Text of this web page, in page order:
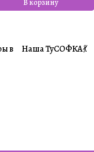
в
#Совместники
Наша ТуСОФКА💃